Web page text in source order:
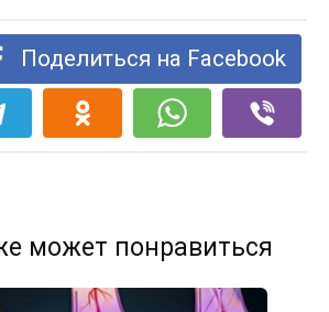
Поделиться на Facebook
может понравиться